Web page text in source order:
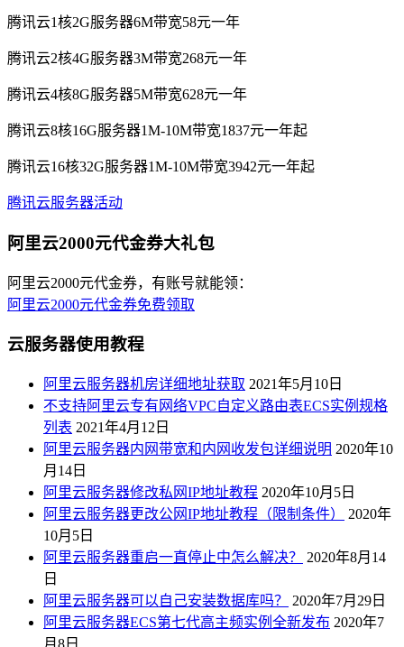
腾讯云1核2G服务器6M带宽58元一年
腾讯云2核4G服务器3M带宽268元一年
腾讯云4核8G服务器5M带宽628元一年
腾讯云8核16G服务器1M-10M带宽1837元一年起
腾讯云16核32G服务器1M-10M带宽3942元一年起
腾讯云服务器活动
阿里云2000元代金券大礼包
阿里云2000元代金券，有账号就能领：
阿里云2000元代金券免费领取
云服务器使用教程
阿里云服务器机房详细地址获取 2021年5月10日
不支持阿里云专有网络VPC自定义路由表ECS实例规格
列表 2021年4月12日
阿里云服务器内网带宽和内网收发包详细说明 2020年10
月14日
阿里云服务器修改私网IP地址教程 2020年10月5日
阿里云服务器更改公网IP地址教程（限制条件）
2020年
10月5日
阿里云服务器重启一直停止中怎么解决？
2020年8月14
日
阿里云服务器可以自己安装数据库吗？
2020年7月29日
阿里云服务器ECS第七代高主频实例全新发布 2020年7
月8日